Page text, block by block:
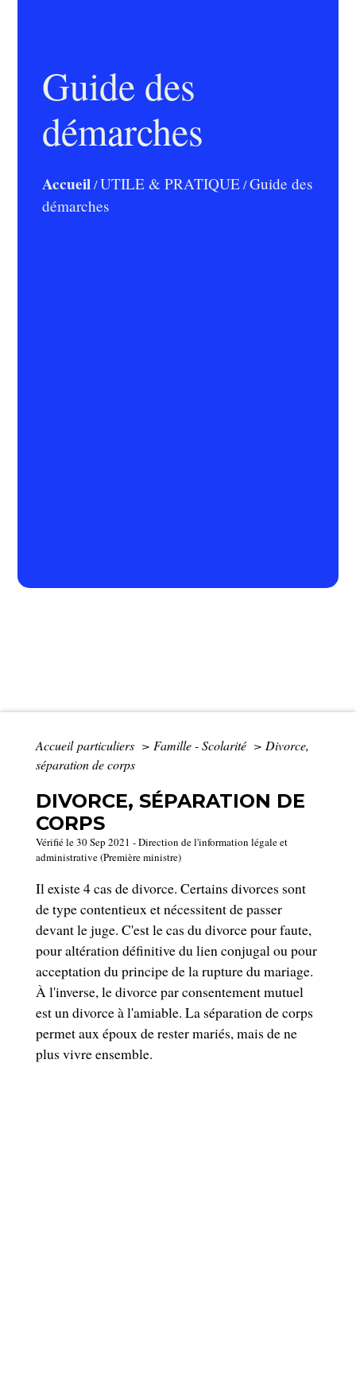
Guide des
démarches
Accueil/UTILE & PRATIQUE/Guide des
démarches
Accueil particuliers > Famille - Scolarité > Divorce,
séparation de corps
DIVORCE, SÉPARATION DE
CORPS
Vérifié le 30 Sep 2021 - Direction de l'information légale et
administrative (Première ministre)
Il existe 4 cas de divorce. Certains divorces sont
de type contentieux et nécessitent de passer
devant le juge. C'est le cas du divorce pour faute,
pour altération définitive du lien conjugal ou pour
acceptation du principe de la rupture du mariage.
À l'inverse, le divorce par consentement mutuel
est un divorce à l'amiable. La séparation de corps
permet aux époux de rester mariés, mais de ne
plus vivre ensemble.